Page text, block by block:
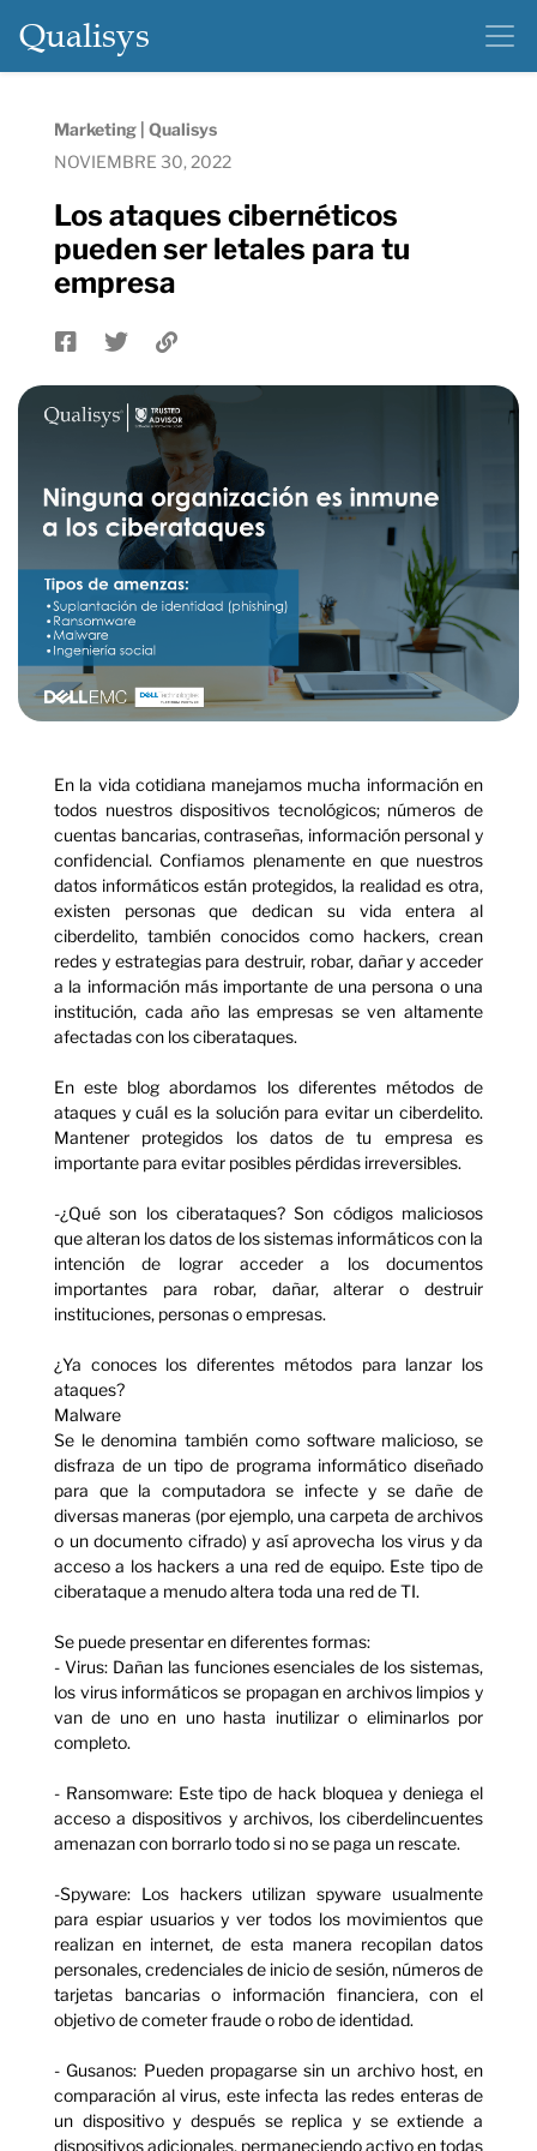
Qualisys
Marketing | Qualisys
NOVIEMBRE 30, 2022
Los ataques cibernéticos
pueden ser letales para tu
empresa
En la vida cotidiana manejamos mucha información en
todos nuestros dispositivos tecnológicos; números de
cuentas bancarias, contraseñas, información personal y
confidencial. Confiamos plenamente en que nuestros
datos informáticos están protegidos, la realidad es otra,
existen personas que dedican su vida entera al
ciberdelito, también conocidos como hackers, crean
redes y estrategias para destruir, robar, dañar y acceder
a la información más importante de una persona o una
institución, cada año las empresas se ven altamente
afectadas con los ciberataques.
En este blog abordamos los diferentes métodos de
ataques y cuál es la solución para evitar un ciberdelito.
Mantener protegidos los datos de tu empresa es
importante para evitar posibles pérdidas irreversibles.
-¿Qué son los ciberataques? Son códigos maliciosos
que alteran los datos de los sistemas informáticos con la
intención de lograr acceder a los documentos
importantes para robar, dañar, alterar o destruir
instituciones, personas o empresas.
¿Ya conoces los diferentes métodos para lanzar los
ataques?
Malware
Se le denomina también como software malicioso, se
disfraza de un tipo de programa informático diseñado
para que la computadora se infecte y se dañe de
diversas maneras (por ejemplo, una carpeta de archivos
o un documento cifrado) y así aprovecha los virus y da
acceso a los hackers a una red de equipo. Este tipo de
ciberataque a menudo altera toda una red de TI.
Se puede presentar en diferentes formas:
- Virus: Dañan las funciones esenciales de los sistemas,
los virus informáticos se propagan en archivos limpios y
van de uno en uno hasta inutilizar o eliminarlos por
completo.
- Ransomware: Este tipo de hack bloquea y deniega el
acceso a dispositivos y archivos, los ciberdelincuentes
amenazan con borrarlo todo si no se paga un rescate.
-Spyware: Los hackers utilizan spyware usualmente
para espiar usuarios y ver todos los movimientos que
realizan en internet, de esta manera recopilan datos
personales, credenciales de inicio de sesión, números de
tarjetas bancarias o información financiera, con el
objetivo de cometer fraude o robo de identidad.
- Gusanos: Pueden propagarse sin un archivo host, en
comparación al virus, este infecta las redes enteras de
un dispositivo y después se replica y se extiende a
dispositivos adicionales, permaneciendo activo en todas